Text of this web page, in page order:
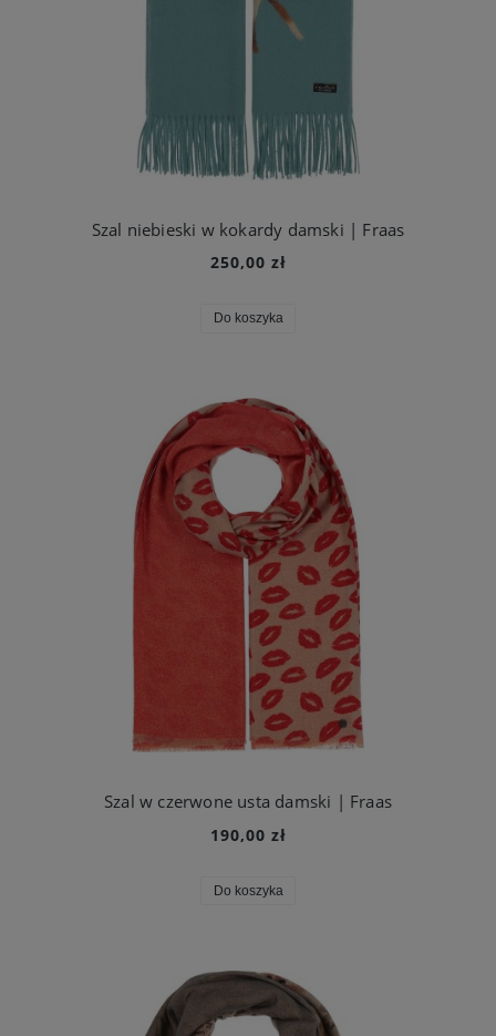
Szal niebieski w kokardy damski | Fraas
250,00 zł
Do koszyka
Szal w czerwone usta damski | Fraas
190,00 zł
Do koszyka